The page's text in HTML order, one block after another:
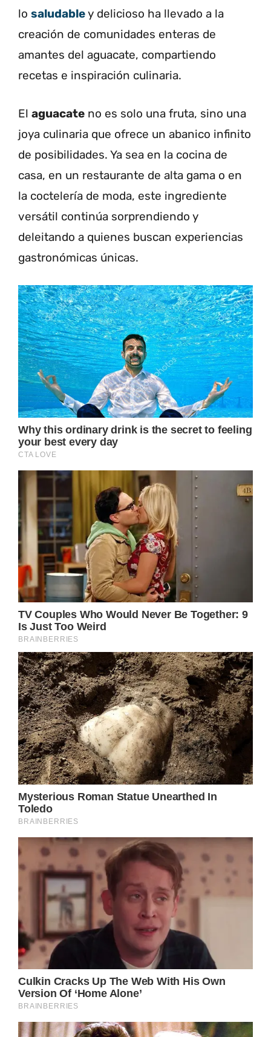
lo saludabley delicioso ha llevado a la
creación de comunidades enteras de
amantes del aguacate, compartiendo
recetas e inspiración culinaria.
El aguacate no es solo una fruta, sino una
joya culinaria que ofrece un abanico infinito
de posibilidades. Ya sea en la cocina de
casa, en un restaurante de alta gama o en
la coctelería de moda, este ingrediente
versátil continúa sorprendiendo y
deleitando a quienes buscan experiencias
gastronómicas únicas.